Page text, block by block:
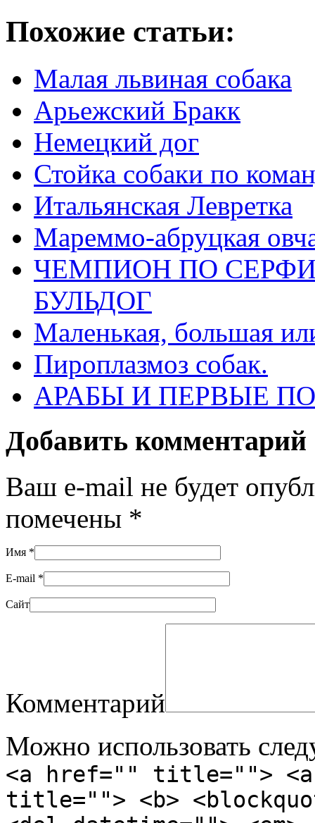
Похожие статьи:
Малая львиная собака
Арьежский Бракк
Немецкий дог
Стойка собаки по
Итальянская Левретка
Мареммо-абруцкая
ЧЕМПИОН ПО
БУЛЬДОГ
Маленькая, большая
Пироплазмоз собак.
АРАБЫ И ПЕРВЫЕ
Добавить комментарий
Ваш e-mail не будет
помечены *
Имя *
E-mail *
Сайт
Комментарий
Можно использовать
<a href="" title="">
title=""> <b>